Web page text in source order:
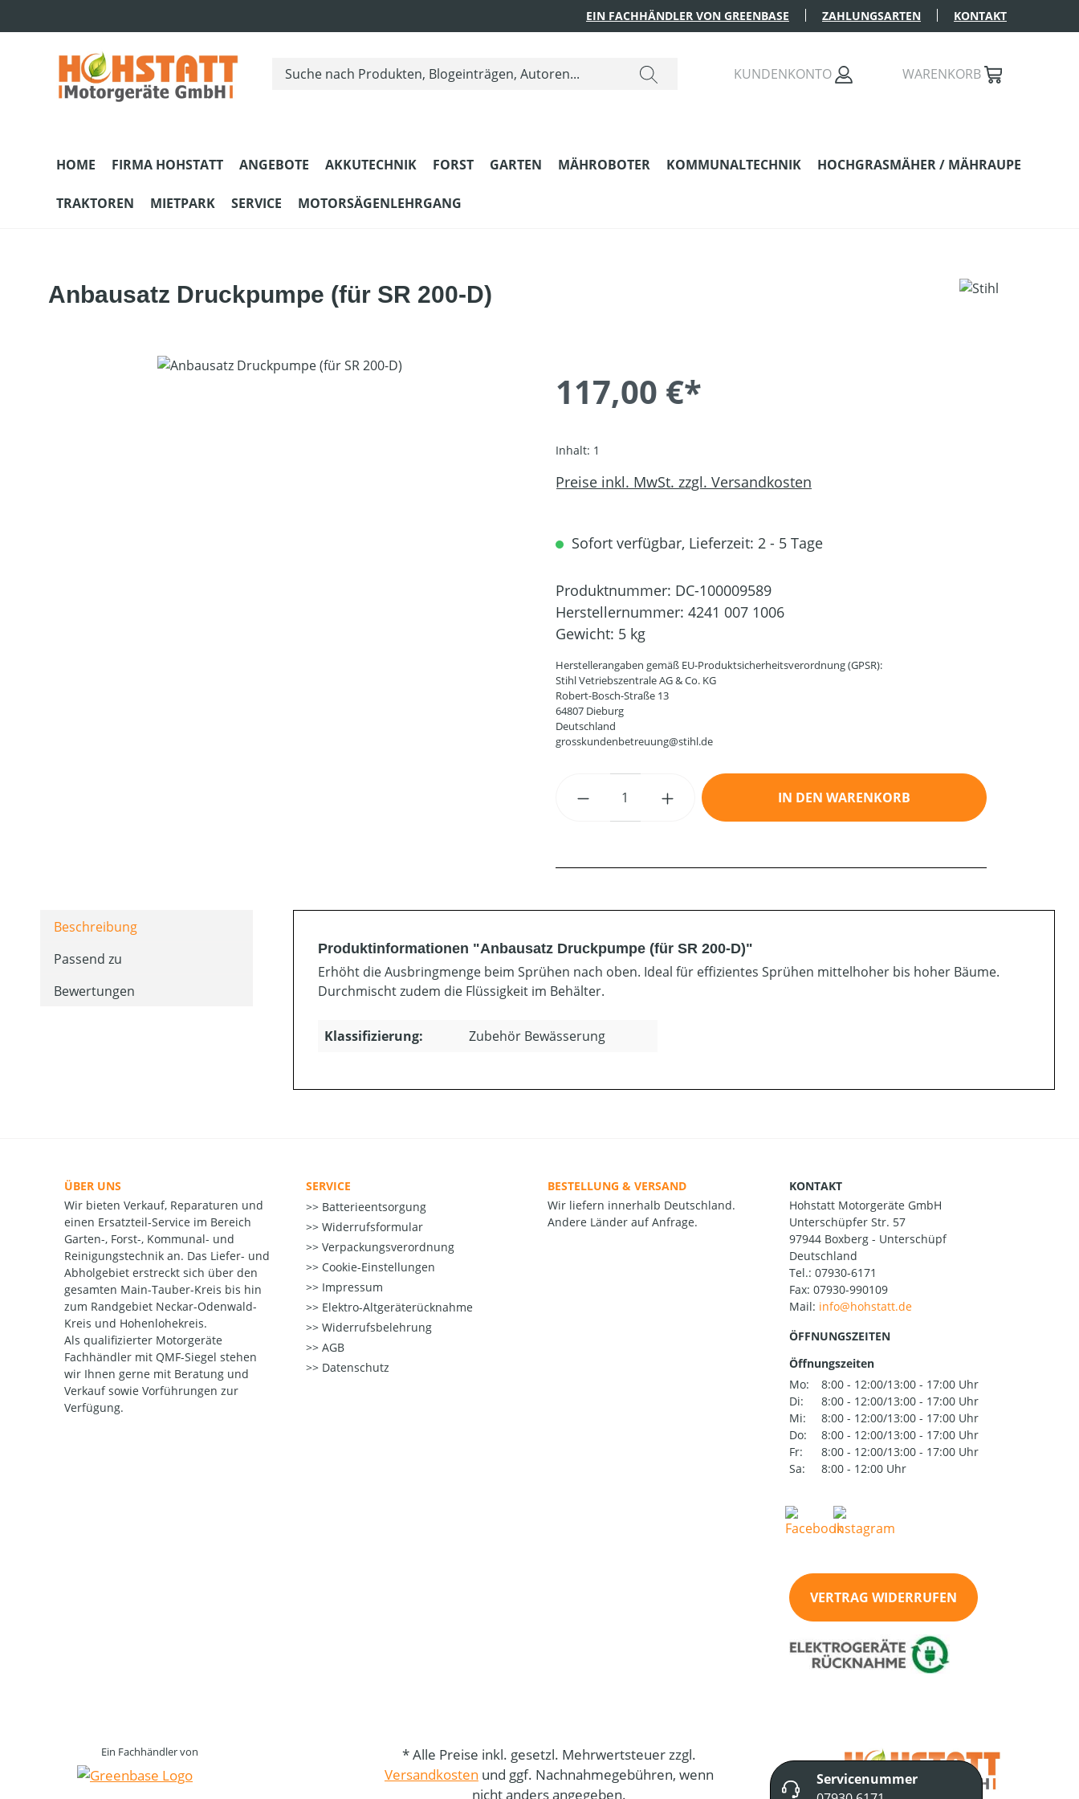
EIN FACHHÄNDLER VON GREENBASE ZAHLUNGSARTEN KONTAKT
KUNDENKONTO WARENKORB
HOME FIRMA HOHSTATT ANGEBOTE AKKUTECHNIK FORST GARTEN MÄHROBOTER KOMMUNALTECHNIK HOCHGRASMÄHER / MÄHRAUPE
TRAKTOREN MIETPARK SERVICE MOTORSÄGENLEHRGANG
Anbausatz Druckpumpe (für SR 200-D)
Bildergalerie überspringen
117,00 €*
Inhalt: 1
Preise inkl. MwSt. zzgl. Versandkosten
Sofort verfügbar, Lieferzeit: 2 - 5 Tage
Produktnummer: DC-100009589
Herstellernummer: 4241 007 1006
Gewicht: 5 kg
Herstellerangaben gemäß EU-Produktsicherheitsverordnung (GPSR):
Stihl Vetriebszentrale AG & Co. KG
Robert-Bosch-Straße 13
64807 Dieburg
Deutschland
grosskundenbetreuung@stihl.de
Produkt Anzahl: Gib den gewünschten Wert ein oder
IN DEN WARENKORB
Beschreibung
Passend zu
Bewertungen
Produktinformationen "Anbausatz Druckpumpe (für SR 200-D)"
Erhöht die Ausbringmenge beim Sprühen nach oben. Ideal für effizientes Sprühen mittelhoher bis hoher Bäume.
Durchmischt zudem die Flüssigkeit im Behälter.
Klassifizierung: Zubehör Bewässerung
ÜBER UNS
Wir bieten Verkauf, Reparaturen und
einen Ersatzteil-Service im Bereich
Garten-, Forst-, Kommunal- und
Reinigungstechnik an. Das Liefer- und
Abholgebiet erstreckt sich über den
gesamten Main-Tauber-Kreis bis hin
zum Randgebiet Neckar-Odenwald-
Kreis und Hohenlohekreis.
Als qualifizierter Motorgeräte
Fachhändler mit QMF-Siegel stehen
wir Ihnen gerne mit Beratung und
Verkauf sowie Vorführungen zur
Verfügung.
SERVICE
Batterieentsorgung
Widerrufsformular
Verpackungsverordnung
Cookie-Einstellungen
Impressum
Elektro-Altgeräterücknahme
Widerrufsbelehrung
AGB
Datenschutz
BESTELLUNG & VERSAND
Wir liefern innerhalb Deutschland.
Andere Länder auf Anfrage.
KONTAKT
Hohstatt Motorgeräte GmbH
Unterschüpfer Str. 57
97944 Boxberg - Unterschüpf
Deutschland
Tel.: 07930-6171
Fax: 07930-990109
Mail:
ÖFFNUNGSZEITEN
Öffnungszeiten
Mo:
8:00 - 12:00/13:00 - 17:00 Uhr
Di:
8:00 - 12:00/13:00 - 17:00 Uhr
Mi:
8:00 - 12:00/13:00 - 17:00 Uhr
Do:
8:00 - 12:00/13:00 - 17:00 Uhr
Fr:
8:00 - 12:00/13:00 - 17:00 Uhr
Sa:
8:00 - 12:00 Uhr
VERTRAG WIDERRUFEN
Ein Fachhändler von
* Alle Preise inkl. gesetzl. Mehrwertsteuer zzgl.
Versandkosten und ggf. Nachnahmegebühren, wenn
nicht anders angegeben.
Servicenummer